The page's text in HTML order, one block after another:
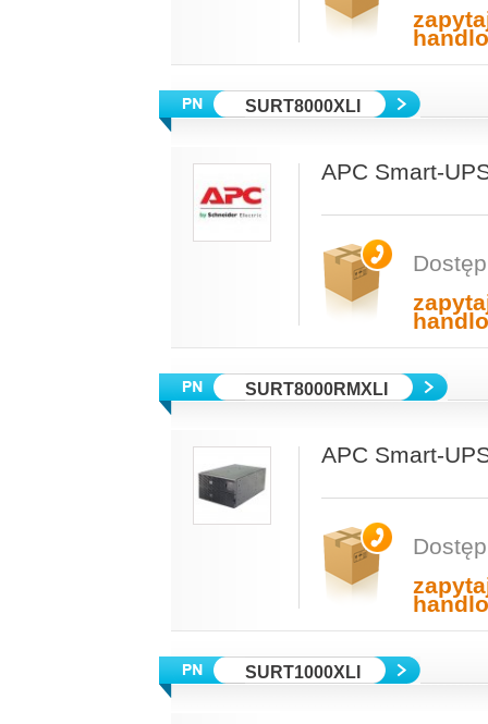
SURT8000XLI
APC Smart-
SURT8000RMXLI
APC Smart-
SURT1000XLI